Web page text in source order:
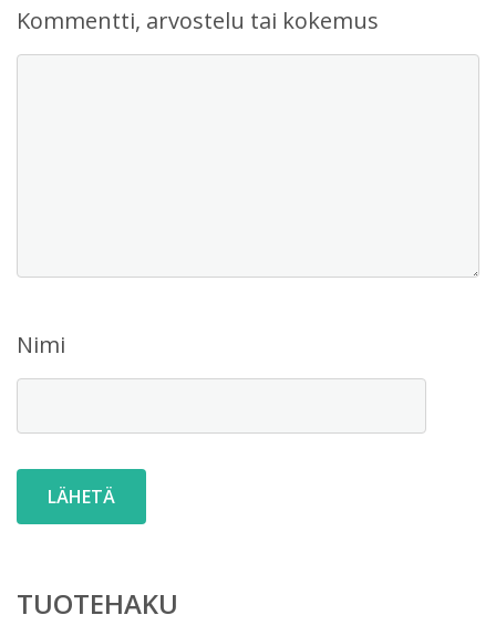
Kommentti, arvostelu tai kokemus
Nimi
TUOTEHAKU